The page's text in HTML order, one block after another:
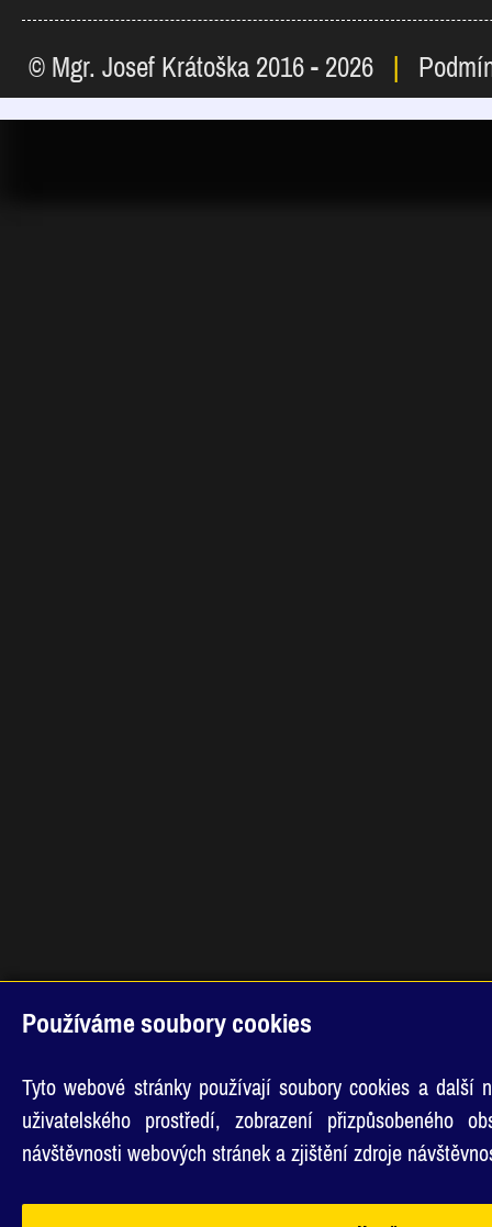
Používáme soubory cookies
Tyto webové stránky používají soubory cookies a další
uživatelského prostředí, zobrazení přizpůsobeného
návštěvnosti webových stránek a zjištění zdroje
© Mgr. Josef Krátoška 2016 - 2026